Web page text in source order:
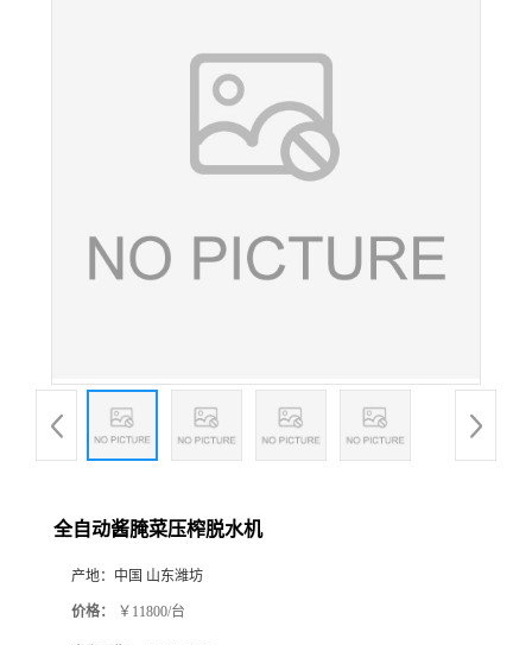
全自动酱腌菜压榨脱水机
产地： 中国 山东潍坊
价格： ￥11800/台